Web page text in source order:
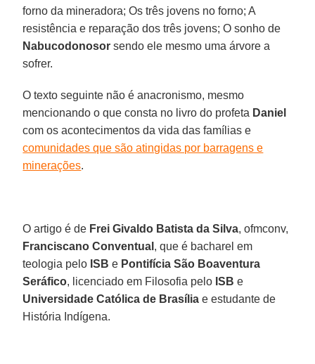
forno da mineradora; Os três jovens no forno; A
resistência e reparação dos três jovens; O sonho de
Nabucodonosor sendo ele mesmo uma árvore a
sofrer.
O texto seguinte não é anacronismo, mesmo
mencionando o que consta no livro do profeta Daniel
com os acontecimentos da vida das famílias e
comunidades que são atingidas por barragens e
minerações.
O artigo é de Frei Givaldo Batista da Silva, ofmconv,
Franciscano Conventual , que é bacharel em
teologia pelo ISB e Pontifícia São Boaventura
Seráfico, licenciado em Filosofia pelo ISB e
Universidade Católica de Brasília e estudante de
História Indígena.